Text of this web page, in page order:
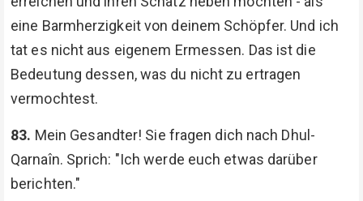
eine Barmherzigkeit von deinem Schöpfer. Und ich
tat es nicht aus eigenem Ermessen. Das ist die
Bedeutung dessen, was du nicht zu ertragen
vermochtest.
83. Mein Gesandter! Sie fragen dich nach Dhul-
Qarnaîn. Sprich: "Ich werde euch etwas darüber
berichten."